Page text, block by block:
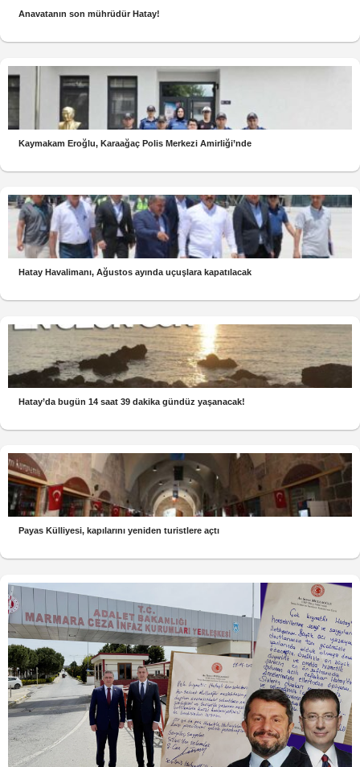
Anavatanın son mührüdür Hatay!
Kaymakam Eroğlu, Karaağaç Polis Merkezi Amirliği’nde
Hatay Havalimanı, Ağustos ayında uçuşlara kapatılacak
Hatay’da bugün 14 saat 39 dakika gündüz yaşanacak!
Payas Külliyesi, kapılarını yeniden turistlere açtı